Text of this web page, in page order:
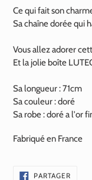
Ce qui fait son
Sa chaîne dorée qui
Vous allez adorer
Et la jolie boîte
Sa longueur : 71cm
Sa couleur : doré
Sa robe : doré a l'or
Fabriqué en France
PARTAGER